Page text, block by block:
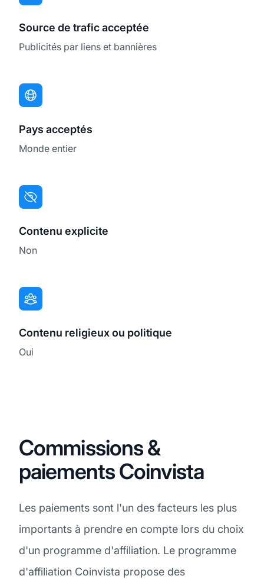
Source de trafic acceptée
Publicités par liens et bannières
Pays acceptés
Monde entier
Contenu explicite
Non
Contenu religieux ou politique
Oui
Commissions &
paiements Coinvista
Les paiements sont l'un des facteurs les plus
importants à prendre en compte lors du choix
d'un programme d'affiliation. Le programme
d'affiliation Coinvista propose des